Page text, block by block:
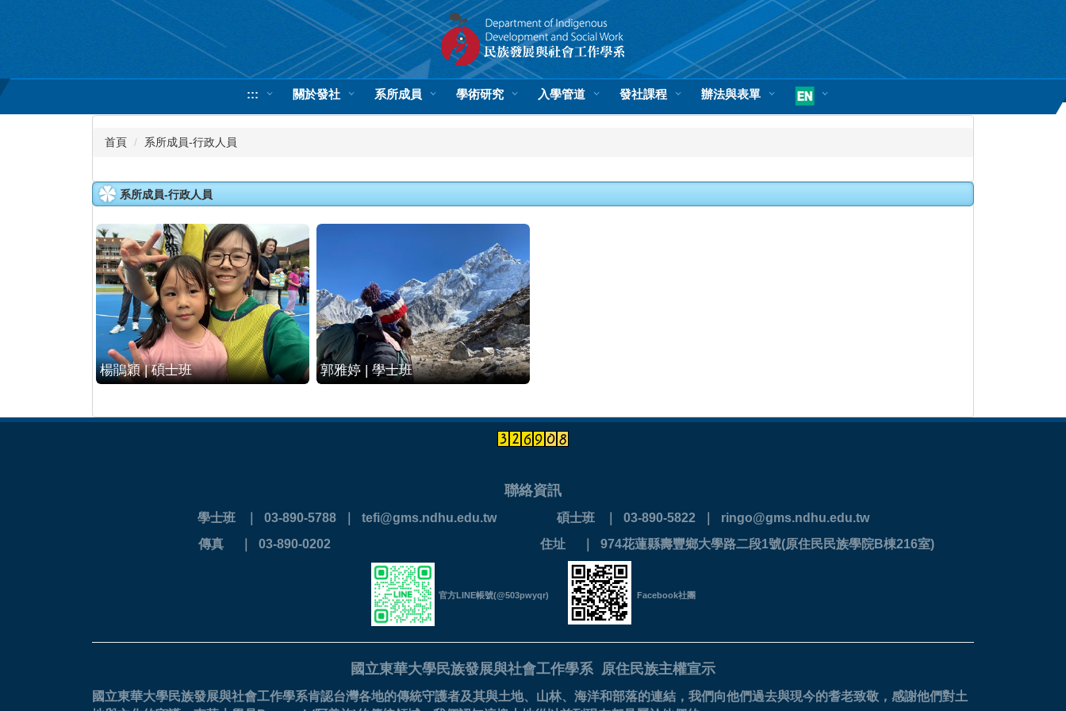
內
::: 關於發社 系所成員 學術研究 入學管道 發社課程 辦法與表單
首頁 系所成員-行政人員
系所成員-行政人員
楊鵑穎 | 碩士班 郭雅婷 | 學士班
聯絡資訊
學士班 ｜ 03-890-5788 ｜ tefi@gms.ndhu.edu.tw 碩士班 ｜ 03-890-5822 ｜ ringo@gms.ndhu.edu.tw
傳真 ｜ 03-890-0202 住址 ｜ 974花蓮縣壽豐鄉大學路二段1號(原住民民族學院B棟216室)
官方LINE帳號(@503pwyqr) Facebook社團
國立東華大學民族發展與社會工作學系 原住民族主權宣示
國立東華大學民族發展與社會工作學系肯認台灣各地的傳統守護者及其與土地、山林、海洋和部落的連結，我們向他們過去與現今的耆老致敬，感謝他們對土